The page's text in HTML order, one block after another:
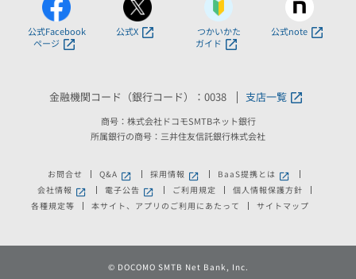
公式Facebook
ページ
公式X
つかいかた
ガイド
公式note
金融機関コード（銀行コード）：0038 支店一覧
商号：株式会社ドコモSMTBネット銀行
所属銀行の商号：三井住友信託銀行株式会社
お問合せ Q&A 新しいウィンドウで開きます。
採用情報 新しいウィンドウで開きます。
BaaS提携とは 新しいウィンドウ
会社情報新しいウィンドウで開きます。
電子公告新しいウィンドウで開きます。
ご利用規定
個人情報保護方針
各種規定等
本サイト、アプリのご利用にあたって サイトマップ
© DOCOMO SMTB Net Bank, Inc.